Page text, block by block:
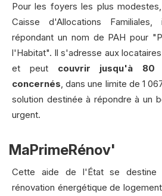
Pour les foyers les plus
Caisse d'Allocations
répondant un nom de PAH pour
l'Habitat". Il s'adresse aux
et peut couvrir jusqu'à
concernés , dans une limite de 1
solution destinée à répondre à un
urgent.
MaPrimeRénov'
Cette aide de l'État se
rénovation énergétique de